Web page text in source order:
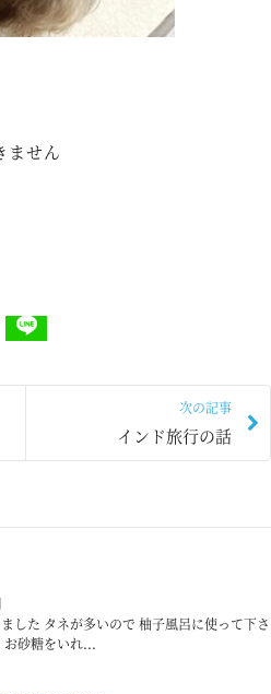
ません
次の記事
インド旅行の話
した タネが多いので 柚子風呂に使って下さ
砂糖をいれ...